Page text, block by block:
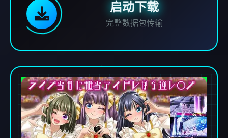
启动下载
完整数据包传输